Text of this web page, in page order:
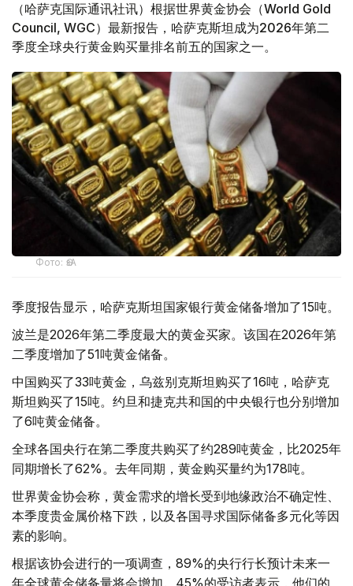
（哈萨克国际通讯社讯）根据世界黄金协会（World Gold
Council, WGC）最新报告，哈萨克斯坦成为2026年第二
季度全球央行黄金购买量排名前五的国家之一。
Фото: ӨзА
季度报告显示，哈萨克斯坦国家银行黄金储备增加了15吨。
波兰是2026年第二季度最大的黄金买家。该国在2026年第
二季度增加了51吨黄金储备。
中国购买了33吨黄金，乌兹别克斯坦购买了16吨，哈萨克
斯坦购买了15吨。约旦和捷克共和国的中央银行也分别增加
了6吨黄金储备。
全球各国央行在第二季度共购买了约289吨黄金，比2025年
同期增长了62%。去年同期，黄金购买量约为178吨。
世界黄金协会称，黄金需求的增长受到地缘政治不确定性、
本季度贵金属价格下跌，以及各国寻求国际储备多元化等因
素的影响。
根据该协会进行的一项调查，89%的央行行长预计未来一